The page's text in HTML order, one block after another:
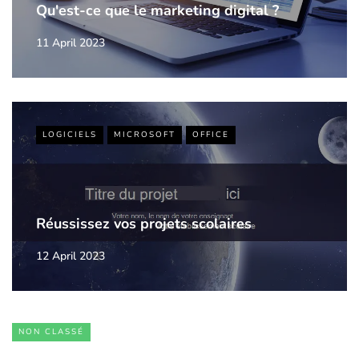
Qu'est-ce que le marketing digital ?
11 April 2023
LOGICIELS MICROSOFT OFFICE
Réussissez vos projets scolaires
12 April 2023
NON CLASSÉ